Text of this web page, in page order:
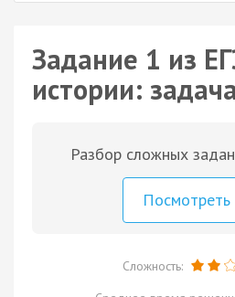
Задание 1 из
истории:
Разбор сложных
Посмотреть
Сложность: